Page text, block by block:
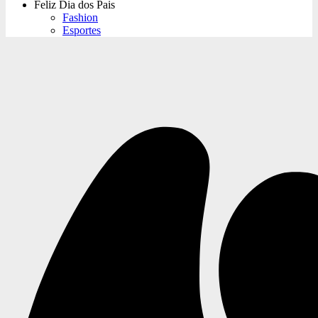
Feliz Dia dos Pais
Fashion
Esportes